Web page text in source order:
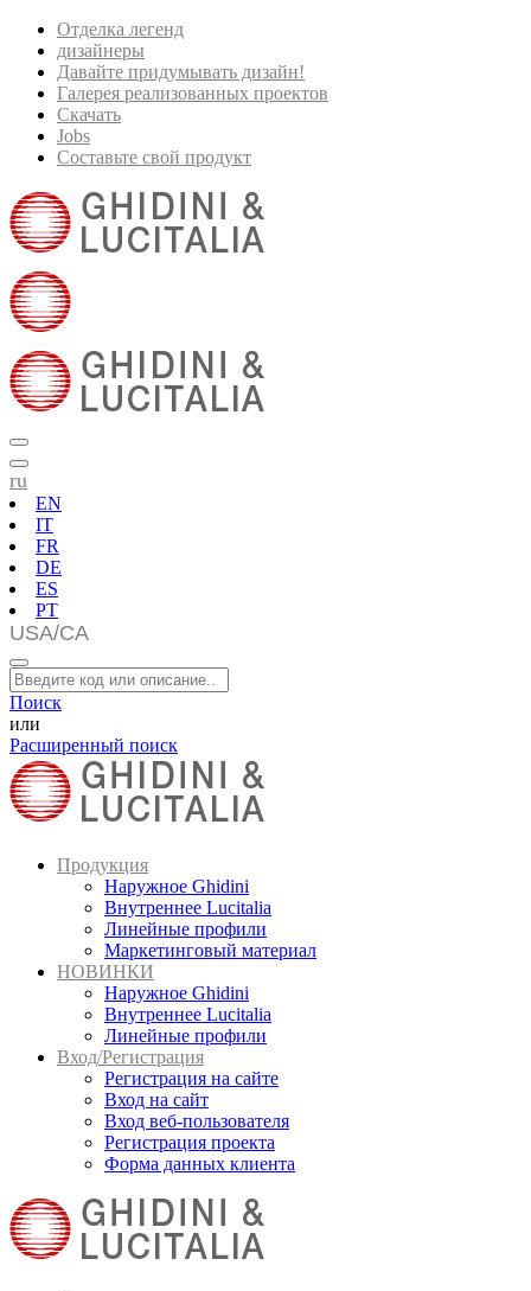
Отделка легенд
дизайнеры
Давайте придумывать дизайн!
Галерея реализованных проектов
Скачать
Jobs
Составьте свой продукт
ru
EN
IT
FR
DE
ES
PT
Поиск
или
Расширенный поиск
Продукция
Наружное Ghidini
Внутреннее Lucitalia
Линейные профили
Маркетинговый материал
НОВИНКИ
Наружное Ghidini
Внутреннее Lucitalia
Линейные профили
Вход/Регистрация
Регистрация на сайте
Вход на сайт
Вход веб-пользователя
Регистрация проекта
Форма данных клиента